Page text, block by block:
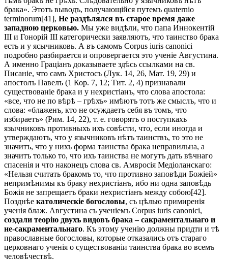
брака». Этотъ выводъ, получающійся путемъ quaternio
terminorum[41], Не раздѣлялся въ старое время даже
западною церковью. Мы уже видѣли, что папа Иннокентій
III и Гонорій III категорически заявляютъ, что таинство брака
есть и у ясычниковь. А въ самомъ Corpus iuris canonici
подробно разбирается и опровергается это ученіе Августина.
А именно Граціанъ доказываете здѣсь ссылками на св.
Писаніе, что самъ Христосъ (Лук. 14, 26, Мат. 19, 29) и
апостолъ Павелъ (1 Кор. 7, 12; Тит. 2, 4) признавали
существованіе брака и у нехристіанъ, что слова апостола:
«все, что не по вѣрѣ – грѣхъ» имѣютъ тотъ же смыслъ, что и
слова: «блаженъ, кто не осуждаетъ себя въ томъ, что
избираетъ» (Рим. 14, 22), т. е. говорятъ о поступкахъ
язычниковъ противныхъ ихъ совѣсти, что, если иногда и
утверждаютъ, что у язычниковъ нѣтъ таинствъ, то это не
значитъ, что у нихъ форма таинства брака неправильна, а
значитъ только то, что ихъ таинства не могутъ дать вѣчнаго
спасенія и что наконецъ слова св. Амвросія Медіоланскаго:
«Нельзя считать бракомъ то, что противно заповѣди Божіей»
непримѣнимы къ браку нехристіанъ, ибо ни одна заповѣдь
Божія не запрещаетъ браки нехристіанъ между собою[42].
Позднѣе католическіе богословы, съ цѣлью примиренія
ученія блаж. Августина съ ученіемъ Corpus iuris canonici,
создали теорію двухъ видовъ брака – сакраментальнаго и
не-сакраментальнаго. Къ этому ученію должны придти и тѣ
православные богословы, которые отказались отъ стараго
церковнаго ученія о существованіи таинства брака во всемъ
человѣчествѣ.